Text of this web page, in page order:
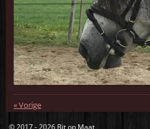
«Vorige